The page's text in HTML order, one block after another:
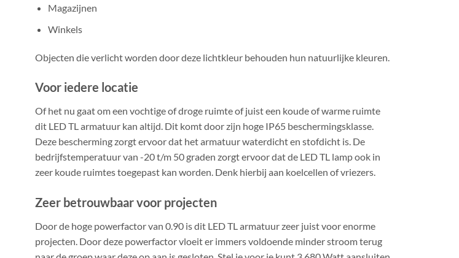
Magazijnen
Winkels
Objecten die verlicht worden door deze lichtkleur behouden hun natuurlijke kleuren.
Voor iedere locatie
Of het nu gaat om een vochtige of droge ruimte of juist een koude of warme ruimte
dit LED TL armatuur kan altijd. Dit komt door zijn hoge IP65 beschermingsklasse.
Deze bescherming zorgt ervoor dat het armatuur waterdicht en stofdicht is. De
bedrijfstemperatuur van -20 t/m 50 graden zorgt ervoor dat de LED TL lamp ook in
zeer koude ruimtes toegepast kan worden. Denk hierbij aan koelcellen of vriezers.
Zeer betrouwbaar voor projecten
Door de hoge powerfactor van 0.90 is dit LED TL armatuur zeer juist voor enorme
projecten. Door deze powerfactor vloeit er immers voldoende minder stroom terug